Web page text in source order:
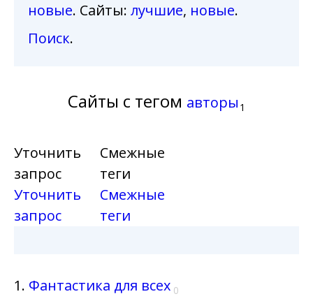
новые. Сайты: лучшие, новые.
Поиск.
Сайты с тегом авторы 1
Уточнить
запрос
Уточнить
запрос
Смежные
теги
Смежные
теги
1. Фантастика для всех 0